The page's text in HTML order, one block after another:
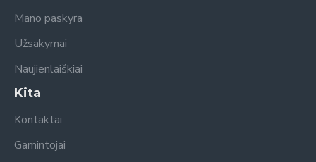
Mano paskyra
Užsakymai
Naujienlaiškiai
Kita
Kontaktai
Gamintojai